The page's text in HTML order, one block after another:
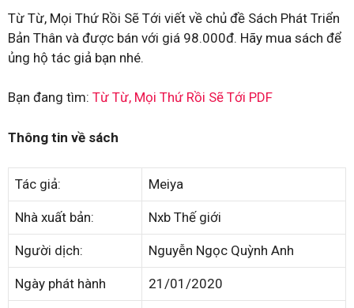
Từ Từ, Mọi Thứ Rồi Sẽ Tới viết về chủ đề Sách Phát Triển
Bản Thân và được bán với giá 98.000đ. Hãy mua sách để
ủng hộ tác giả bạn nhé.
Bạn đang tìm: Từ Từ, Mọi Thứ Rồi Sẽ Tới PDF
Thông tin về sách
Tác giả: Meiya
Nhà xuất bản: Nxb Thế giới
Người dịch: Nguyễn Ngọc Quỳnh Anh
Ngày phát hành 21/01/2020